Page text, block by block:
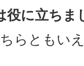
役に立ちま
らともい